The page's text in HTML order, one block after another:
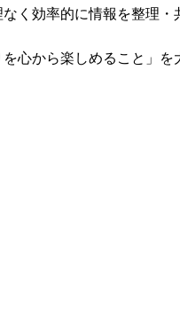
く効率的に情報を整理・
心から楽しめること」